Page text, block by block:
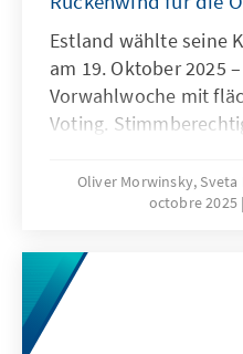
Estland wählte seine
am 19. Oktober 2025
Vorwahlwoche mit
Voting.
haben 593.818 (59,2
Oktober 2025).
landesweiten Parteien
Zeichen eines
Klimas und spürbarer
Oliver Morwinsky,
octobre 2025